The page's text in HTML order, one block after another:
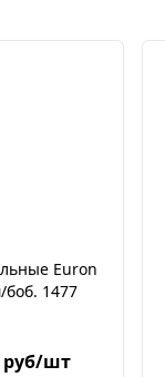
Euron
боб. 1477
руб/шт